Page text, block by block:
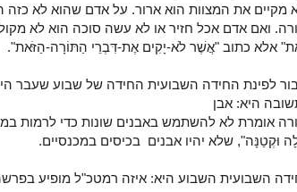
מקיים את המצוות הוא ארור. על אדם שהוא לא
ואם אדם אכל חזיר או לא עשה סוכה הוא לא
אלא כתוב "אֲשֶׁר לֹא-יָקִים אֶת-דִּבְרֵי הַתּוֹרָה-הַזֹּאת".
לפינת החידה השבועית החידה של שבוע שעבר
היא: אבן
אומרת לא להשתמש באבנים שונות כדי לרמות
וּקְטַנָּה", שלא יהיו אבנים בכיסים במכנסיים.
השבועית השבוע היא: איזה רמטכ"ל מופיע